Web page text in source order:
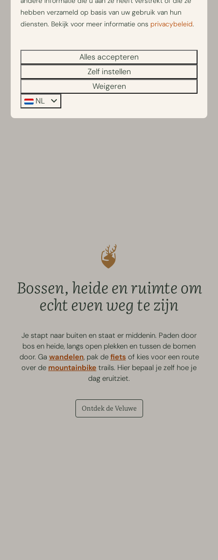
Bossen, heide en ruimte om
echt even weg te zijn
Je stapt naar buiten en staat er middenin. Paden door
bos en heide, langs open plekken en tussen de bomen
door. Ga wandelen, pak de fiets of kies voor een route
over de mountainbike trails. Hier bepaal je zelf hoe je
dag eruitziet.
Ontdek de Veluwe
hebben verzameld op basis van uw gebruik van hun
diensten. Bekijk voor meer informatie ons privacybeleid.
Alles accepteren
Zelf instellen
Weigeren
NL